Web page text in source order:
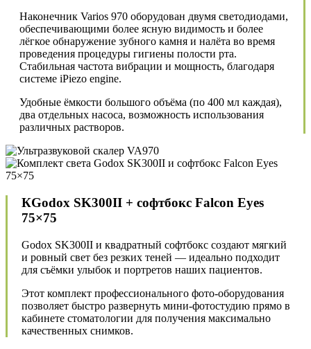
Наконечник Varios 970 оборудован двумя светодиодами,
обеспечивающими более ясную видимость и более
лёгкое обнаружение зубного камня и налёта во время
проведения процедуры гигиены полости рта.
Стабильная частота вибрации и мощность, благодаря
системе iPiezo engine.
Удобные ёмкости большого объёма (по 400 мл каждая),
два отдельных насоса, возможность использования
различных растворов.
КGodox SK300II + софтбокс Falcon Eyes
75×75
Godox SK300II и квадратный софтбокс создают мягкий
и ровный свет без резких теней — идеально подходит
для съёмки улыбок и портретов наших пациентов.
Этот комплект профессионального фото-оборудования
позволяет быстро развернуть мини-фотостудию прямо в
кабинете стоматологии для получения максимально
качественных снимков.